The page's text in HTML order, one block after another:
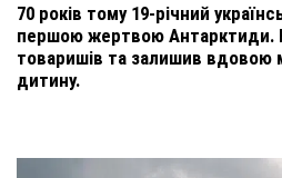
70 років тому 19-річний
першою жертвою Антарктиди.
товаришів та залишив вдовою
дитину.